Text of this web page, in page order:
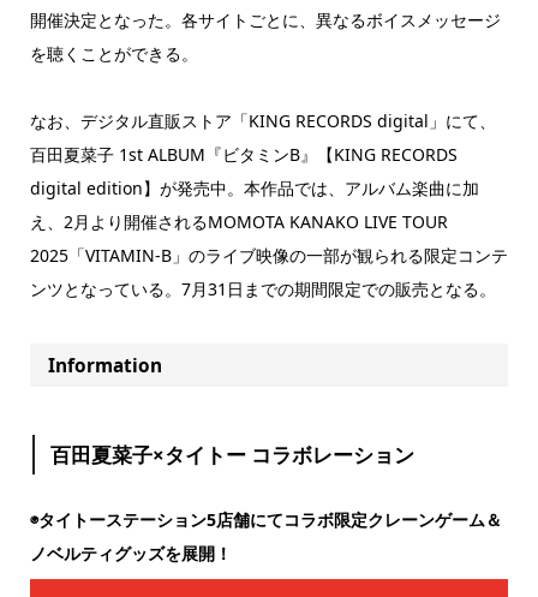
開催決定となった。各サイトごとに、異なるボイスメッセージ
を聴くことができる。
なお、デジタル直販ストア「KING RECORDS digital」にて、
百田夏菜子 1st ALBUM『ビタミンB』【KING RECORDS
digital edition】が発売中。本作品では、アルバム楽曲に加
え、2月より開催されるMOMOTA KANAKO LIVE TOUR
2025「VITAMIN-B」のライブ映像の一部が観られる限定コンテ
ンツとなっている。7月31日までの期間限定での販売となる。
Information
百田夏菜子×タイトー コラボレーション
◉タイトーステーション5店舗にてコラボ限定クレーンゲーム＆
ノベルティグッズを展開！